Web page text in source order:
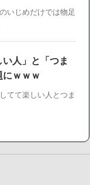
いじめだけでは物足
人」と「つま
ｗｗｗ
てて楽しい人とつま